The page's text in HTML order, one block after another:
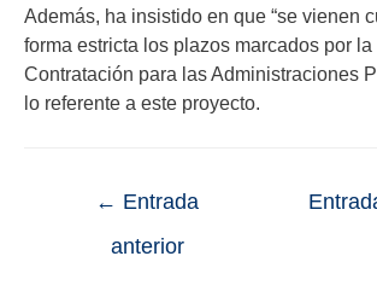
Además, ha insistido en que “se vienen
forma estricta los plazos marcados por la
Contratación para las Administraciones
lo referente a este proyecto.
← Entrada
anterior